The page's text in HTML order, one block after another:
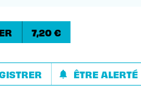
7,20 €
notifications ÊTRE ALERTÉ